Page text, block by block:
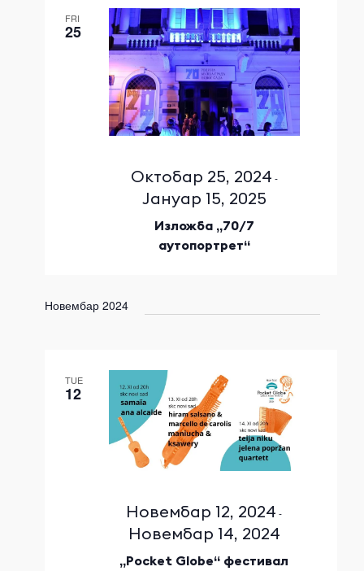
FRI
25
Изложба „70/7
аутопортрет“
Октобар 25, 2024 -
Јануар 15, 2025
Новембар 2024
TUE
12
„Pocket Globe“ фестивал
Новембар 12, 2024 -
Новембар 14, 2024